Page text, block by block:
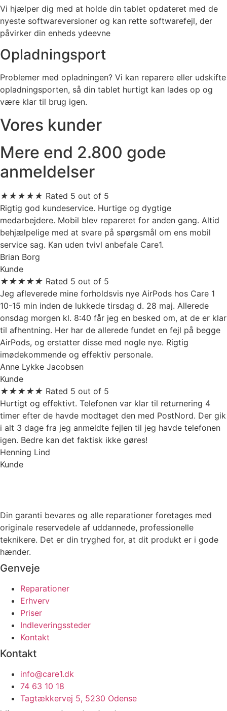
Vi hjælper dig med at holde din tablet opdateret med de
nyeste softwareversioner og kan rette softwarefejl, der
påvirker din enheds ydeevne
Opladningsport
Problemer med opladningen? Vi kan reparere eller udskifte
opladningsporten, så din tablet hurtigt kan lades op og
være klar til brug igen.
Vores kunder
Mere end 2.800 gode
anmeldelser
★★★★★ Rated 5 out of 5
Rigtig god kundeservice. Hurtige og dygtige
medarbejdere. Mobil blev repareret for anden gang. Altid
behjælpelige med at svare på spørgsmål om ens mobil
service sag. Kan uden tvivl anbefale Care1.
Brian Borg
Kunde
★★★★★ Rated 5 out of 5
Jeg afleverede mine forholdsvis nye AirPods hos Care 1
10-15 min inden de lukkede tirsdag d. 28 maj. Allerede
onsdag morgen kl. 8:40 får jeg en besked om, at de er klar
til afhentning. Her har de allerede fundet en fejl på begge
AirPods, og erstatter disse med nogle nye. Rigtig
imødekommende og effektiv personale.
Anne Lykke Jacobsen
Kunde
★★★★★ Rated 5 out of 5
Hurtigt og effektivt. Telefonen var klar til returnering 4
timer efter de havde modtaget den med PostNord. Der gik
i alt 3 dage fra jeg anmeldte fejlen til jeg havde telefonen
igen. Bedre kan det faktisk ikke gøres!
Henning Lind
Kunde
Din garanti bevares og alle reparationer foretages med
originale reservedele af uddannede, professionelle
teknikere. Det er din tryghed for, at dit produkt er i gode
hænder.
Genveje
Reparationer
Erhverv
Priser
Indleveringssteder
Kontakt
Kontakt
info@care1.dk
74 63 10 18
Tagtækkervej 5, 5230 Odense